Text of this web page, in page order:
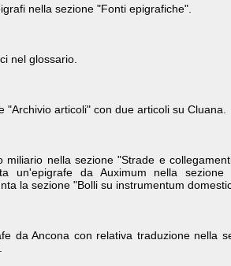
nella sezione "Fonti epigrafiche".
nel glossario.
"Archivio articoli" con due articoli su Cluana.
miliario nella sezione "Strade e
un'epigrafe da Auximum nella sezione
la sezione "Bolli su instrumentum
da Ancona con relativa traduzione nella